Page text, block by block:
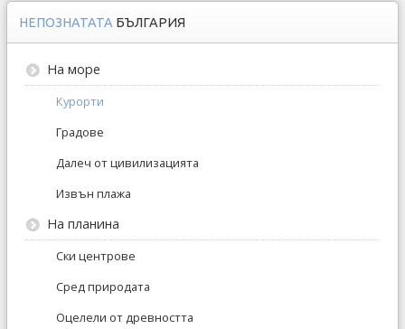
НЕПОЗНАТАТА БЪЛГАРИЯ
На море
Курорти
Градове
Далеч от цивилизацията
Извън плажа
На планина
Ски центрове
Сред природата
Оцелели от древността